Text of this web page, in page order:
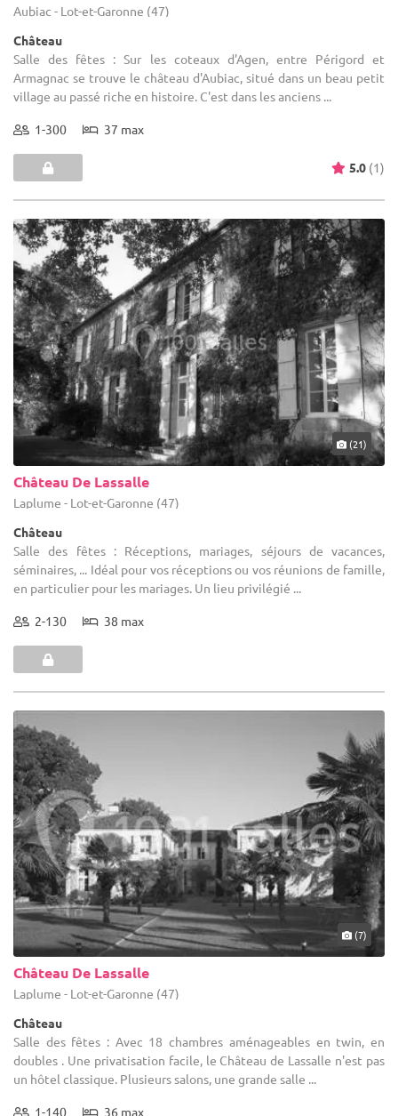
Aubiac - Lot-et-Garonne (47)
Château
Salle des fêtes : Sur les coteaux d'Agen, entre Périgord et
Armagnac se trouve le château d'Aubiac, situé dans un beau petit
village au passé riche en histoire. C'est dans les anciens ...
1-300 37 max
5.0 (1)
(21)
Château De Lassalle
Laplume - Lot-et-Garonne (47)
Château
Salle des fêtes : Réceptions, mariages, séjours de vacances,
séminaires, ... Idéal pour vos réceptions ou vos réunions de famille,
en particulier pour les mariages. Un lieu privilégié ...
2-130 38 max
(7)
Château De Lassalle
Laplume - Lot-et-Garonne (47)
Château
Salle des fêtes : Avec 18 chambres aménageables en twin, en
doubles . Une privatisation facile, le Château de Lassalle n'est pas
un hôtel classique. Plusieurs salons, une grande salle ...
1-140 36 max